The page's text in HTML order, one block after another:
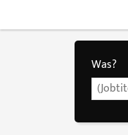
Was?